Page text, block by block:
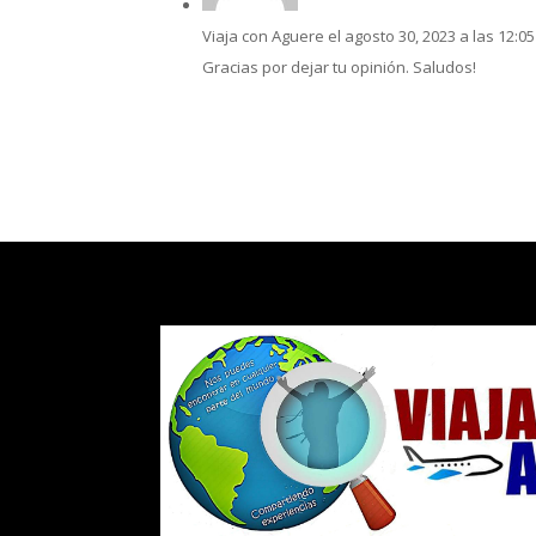
Viaja con Aguere el agosto 30, 2023 a las
Gracias por dejar tu opinión. Saludos!